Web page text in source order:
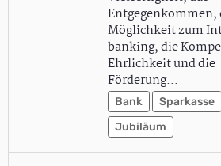
Entgegenkommen,
Möglichkeit zum
banking, die
Ehrlichkeit und die
Förderung…
Bank
Sparkasse
Jubiläum